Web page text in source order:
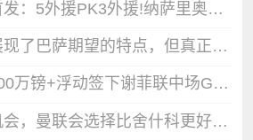
河南vs西海岸首发：5外援PK3外援!纳萨里奥张修维出战 王上源停赛
世体：比西武展现了巴萨期望的特点，但真正影响力有待未来检验
天空：考文垂600万镑+浮动签下谢菲联中场G·哈默，体检定于今日
欧文：如果有机会，曼联会选择比舍什科更好的中锋